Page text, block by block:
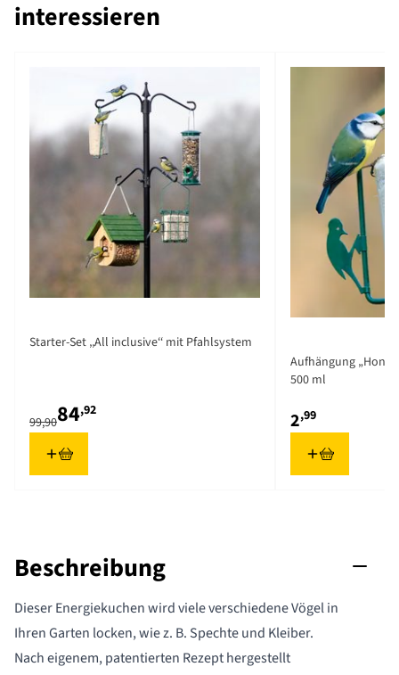
interessieren
Starter-Set ‚‚All inclusive‘‘ mit Pfahlsystem
99,9084,92
Aufhängung
500 ml
2,99
Beschreibung
Dieser Energiekuchen wird viele verschiedene Vögel in
Ihren Garten locken, wie z. B. Spechte und Kleiber.
Nach eigenem, patentierten Rezept hergestellt